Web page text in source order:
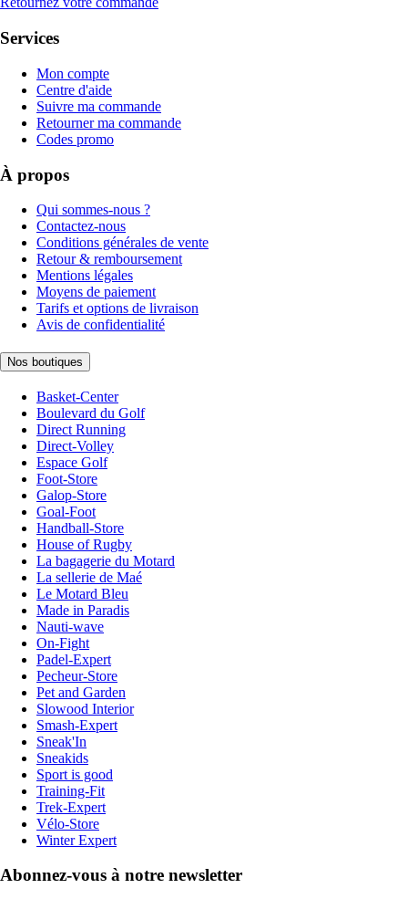
Services
Mon compte
Centre d'aide
Suivre ma commande
Retourner ma commande
Codes promo
À propos
Qui sommes-nous ?
Contactez-nous
Conditions générales de vente
Retour & remboursement
Mentions légales
Moyens de paiement
Tarifs et options de livraison
Avis de confidentialité
Nos boutiques
Basket-Center
Boulevard du Golf
Direct Running
Direct-Volley
Espace Golf
Foot-Store
Galop-Store
Goal-Foot
Handball-Store
House of Rugby
La bagagerie du Motard
La sellerie de Maé
Le Motard Bleu
Made in Paradis
Nauti-wave
On-Fight
Padel-Expert
Pecheur-Store
Pet and Garden
Slowood Interior
Smash-Expert
Sneak'In
Sneakids
Sport is good
Training-Fit
Trek-Expert
Vélo-Store
Winter Expert
Abonnez-vous à notre newsletter